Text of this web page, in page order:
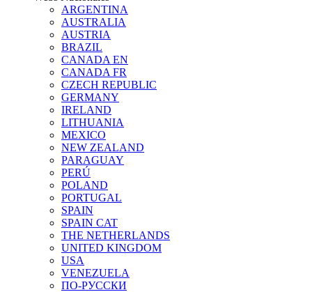
ARGENTINA
AUSTRALIA
AUSTRIA
BRAZIL
CANADA EN
CANADA FR
CZECH REPUBLIC
GERMANY
IRELAND
LITHUANIA
MEXICO
NEW ZEALAND
PARAGUAY
PERÚ
POLAND
PORTUGAL
SPAIN
SPAIN CAT
THE NETHERLANDS
UNITED KINGDOM
USA
VENEZUELA
ПО-РУССКИ